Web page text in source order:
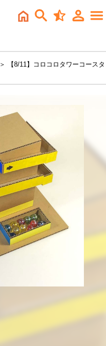
＞ 【8/11】コロコロタワーコースタ